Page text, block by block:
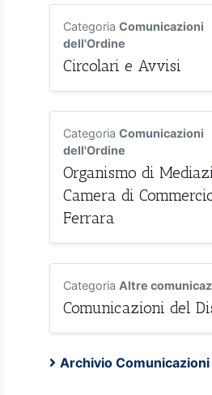
Categoria Comunicazioni
dell'Ordine
Circolari e Avvisi
Categoria Comunicazioni
dell'Ordine
Organismo di
Camera di
Ferrara
Categoria Altre
Comunicazioni del
Archivio Comunicazioni